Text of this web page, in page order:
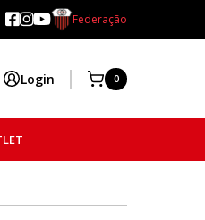
Federação
Login 0